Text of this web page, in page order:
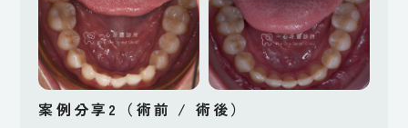
案例分享2（術前 / 術後）